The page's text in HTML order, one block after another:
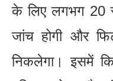
के लिए लगभग 20
जांच होगी और
निकलेगा। इसमें